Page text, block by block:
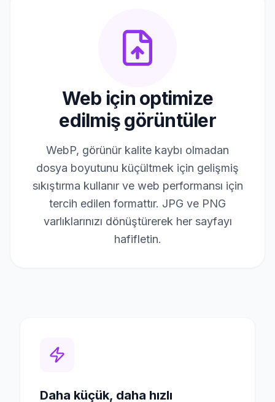
Web için optimize
edilmiş görüntüler
WebP, görünür kalite kaybı olmadan
dosya boyutunu küçültmek için gelişmiş
sıkıştırma kullanır ve web performansı için
tercih edilen formattır. JPG ve PNG
varlıklarınızı dönüştürerek her sayfayı
hafifletin.
Daha küçük, daha hızlı